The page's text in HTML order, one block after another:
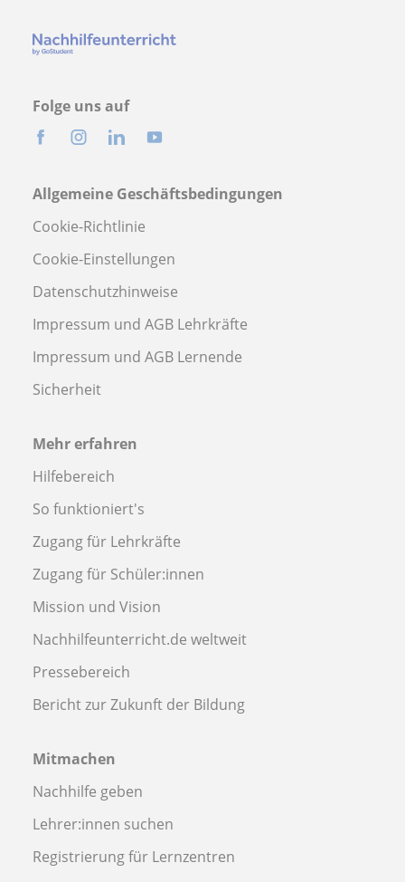
Folge uns auf
Allgemeine Geschäftsbedingungen
Cookie-Richtlinie
Cookie-Einstellungen
Datenschutzhinweise
Impressum und AGB Lehrkräfte
Impressum und AGB Lernende
Sicherheit
Mehr erfahren
Hilfebereich
So funktioniert's
Zugang für Lehrkräfte
Zugang für Schüler:innen
Mission und Vision
Nachhilfeunterricht.de weltweit
Pressebereich
Bericht zur Zukunft der Bildung
Mitmachen
Nachhilfe geben
Lehrer:innen suchen
Registrierung für Lernzentren